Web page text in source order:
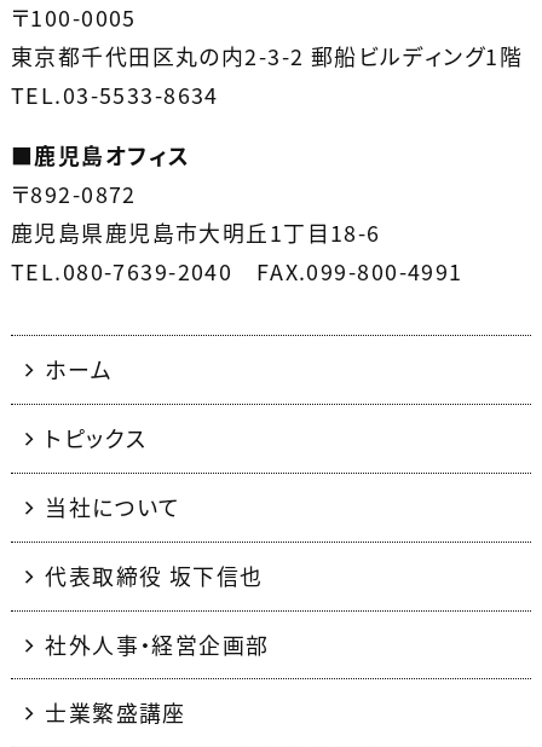
〒100-0005
東京都千代田区丸の内2-3-2 郵船ビルディング1階
TEL.03-5533-8634
■鹿児島オフィス
〒892-0872
鹿児島県鹿児島市大明丘1丁目18-6
TEL.080-7639-2040 FAX.099-800-4991
ホーム
トピックス
当社について
代表取締役 坂下信也
社外人事・経営企画部
士業繁盛講座